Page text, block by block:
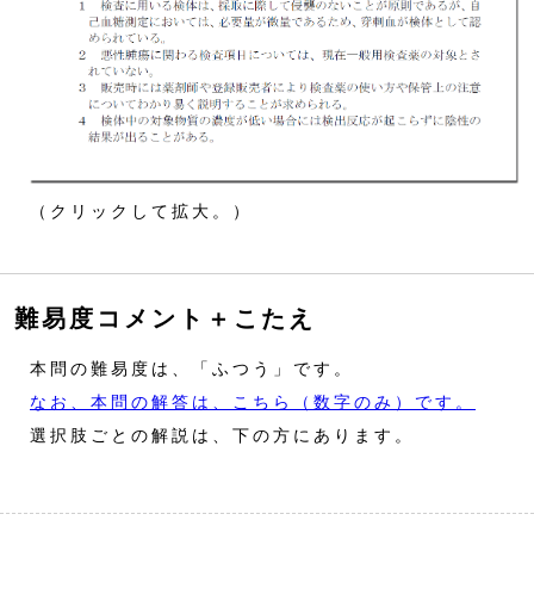
（クリックして拡大。）
難易度コメント＋こたえ
本問の難易度は、「ふつう」です。
なお、本問の解答は、こちら（数字のみ）です。
選択肢ごとの解説は、下の方にあります。